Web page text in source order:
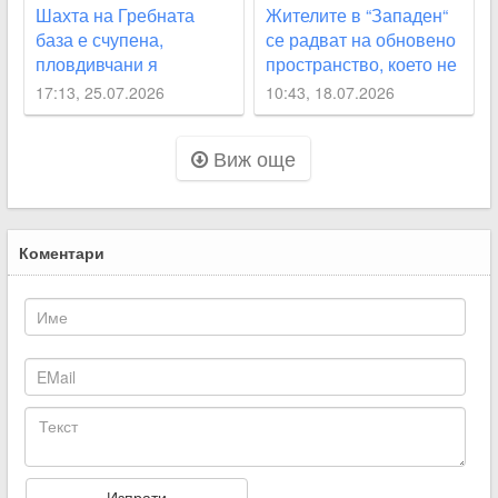
Шахта на Гребната
база е счупена,
пловдивчани я
обезопасиха сами
17:13, 25.07.2026
Жителите в “Западен“
се радват на обновено
пространство, което не
е ремонтирано над 60
години
10:43, 18.07.2026
Виж още
Коментари